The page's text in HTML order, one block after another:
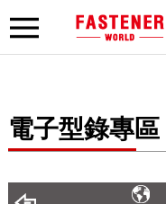
電子型錄專區